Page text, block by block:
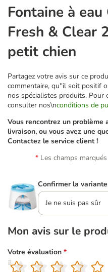
Fontaine à
Fresh & Clear
petit chien
Partagez votre avis sur ce
commentaire, qu''il soit positif
nos spécialistes produits.
consulter nos\nconditions de
Vous rencontrez un problème
livraison, ou vous avez une
Contactez le service client !
Les champs
Confirmer la
Je ne suis pas sûr
Mon avis sur le
Votre évaluation *
1
2
3
4
5